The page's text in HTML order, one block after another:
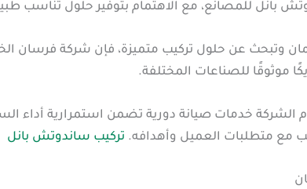
للمصانع، مع الاهتمام بتوفير حلول تناسب
وتبحث عن حلول تركيب متميزة، فإن شركة فرسان
موثوقًا للصناعات المختلفة.
خدمات صيانة دورية تضمن استمرارية أداء
مع متطلبات العميل وأهدافه. تركيب ساندوتش بانل